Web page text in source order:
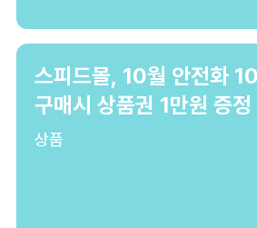
스피드몰, 10월 안전화
구매시 상품권 1만원 증정
상품